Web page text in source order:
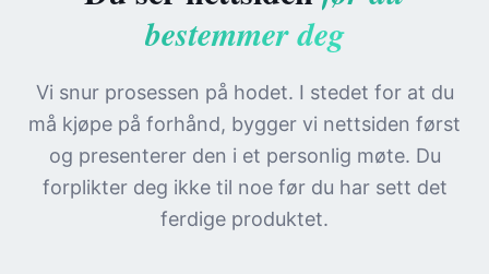
bestemmer deg
Vi snur prosessen på hodet. I stedet for at du
må kjøpe på forhånd, bygger vi nettsiden først
og presenterer den i et personlig møte. Du
forplikter deg ikke til noe før du har sett det
ferdige produktet.